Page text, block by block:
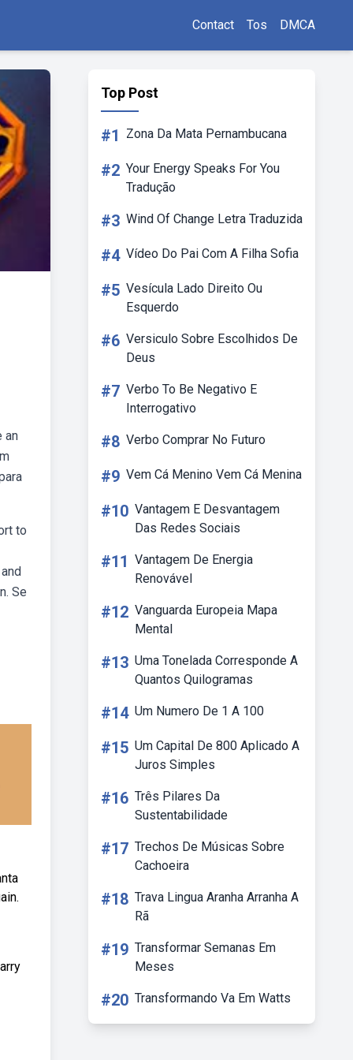
Contact Tos DMCA
an
to
Se
Top Post
#1 Zona Da Mata Pernambucana
#2 Your Energy Speaks For You
Tradução
#3 Wind Of Change Letra Traduzida
#4 Vídeo Do Pai Com A Filha Sofia
#5 Vesícula Lado Direito Ou
Esquerdo
#6 Versiculo Sobre Escolhidos De
Deus
#7 Verbo To Be Negativo E
Interrogativo
#8 Verbo Comprar No Futuro
#9 Vem Cá Menino Vem Cá Menina
#10 Vantagem E Desvantagem
Das Redes Sociais
#11 Vantagem De Energia
Renovável
#12 Vanguarda Europeia Mapa
Mental
#13 Uma Tonelada Corresponde A
Quantos Quilogramas
#14 Um Numero De 1 A 100
#15 Um Capital De 800 Aplicado A
Juros Simples
#16 Três Pilares Da
Sustentabilidade
#17 Trechos De Músicas Sobre
Cachoeira
#18 Trava Lingua Aranha Arranha A
Rã
#19 Transformar Semanas Em
Meses
#20 Transformando Va Em Watts